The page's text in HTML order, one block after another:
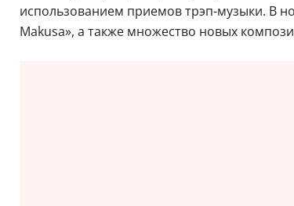
использованием приемов трэп-музыки. В
Makusa», а также множество новых